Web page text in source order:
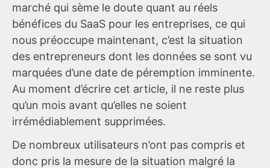
marché qui sème le doute quant au réels
bénéfices du SaaS pour les entreprises, ce qui
nous préoccupe maintenant, c’est la situation
des entrepreneurs dont les données se sont vu
marquées d’une date de péremption imminente.
Au moment d’écrire cet article, il ne reste plus
qu’un mois avant qu’elles ne soient
irrémédiablement supprimées.
De nombreux utilisateurs n’ont pas compris et
donc pris la mesure de la situation malgré la